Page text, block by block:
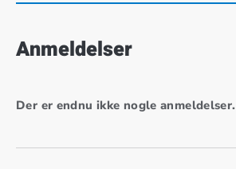
Anmeldelser
Der er endnu ikke nogle anmeldelser.